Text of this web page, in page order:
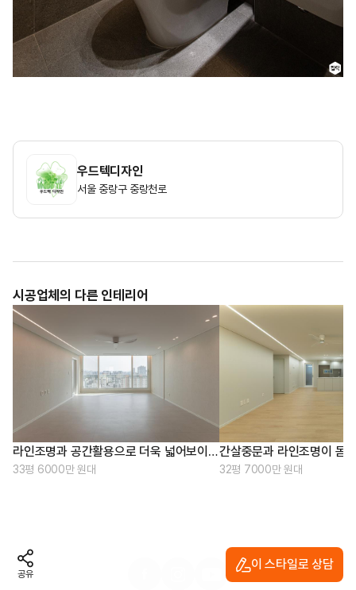
우드텍디자인
서울 중랑구 중랑천로
시공업체의 다른 인테리어
라인조명과 공간활용으로 더욱 넓어보이는 집
33평 6000만 원대 32평 7000만 원대
공유
이 스타일로 상담